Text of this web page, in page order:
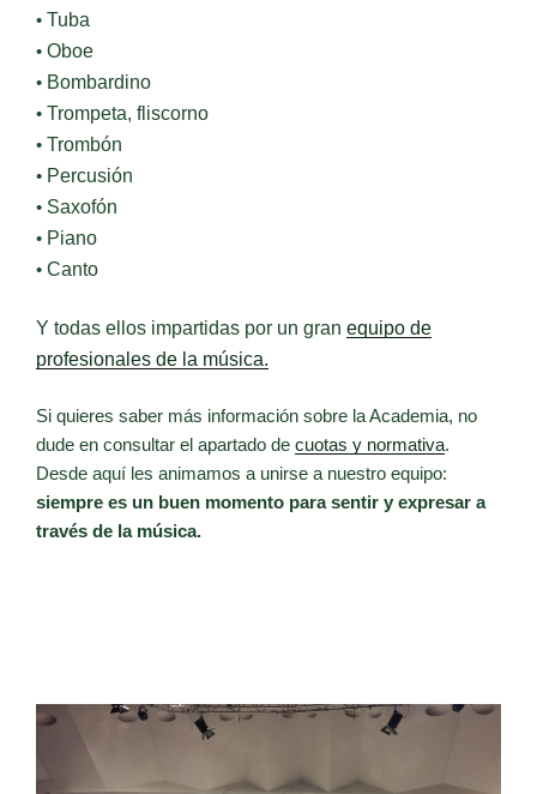
• Tuba
• Oboe
• Bombardino
• Trompeta, fliscorno
• Trombón
• Percusión
• Saxofón
• Piano
• Canto
Y todas ellos impartidas por un gran equipo de
profesionales de la música.
Si quieres saber más información sobre la Academia, no
dude en consultar el apartado de cuotas y normativa.
Desde aquí les animamos a unirse a nuestro equipo:
siempre es un buen momento para sentir y expresar a
través de la música.